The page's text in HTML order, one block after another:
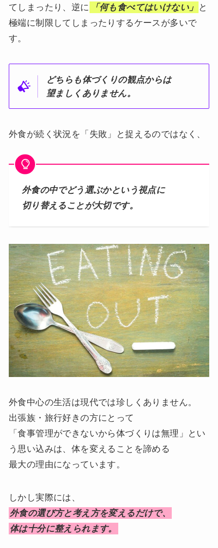
てしまったり、逆に
「何も食べてはいけない」
と
極端に制限してしまったりするケースが多いで
す。
どちらも体づくりの観点からは
望ましくありません。
外食が続く状況を「失敗」と捉えるのではなく、
外食の中でどう選ぶかという視点に
切り替えることが大切です。
外食中心の生活は現代では珍しくありません。
出張族・旅行好きの方にとって
「食事管理ができないから体づくりは無理」とい
う思い込みは、体を変えることを諦める
最大の理由になっています。
しかし実際には、
外食の選び方と考え方を変えるだけで、
体は十分に整えられます。